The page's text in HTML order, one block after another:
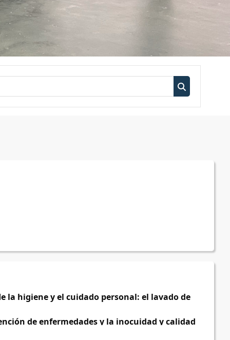
Buscar
la higiene y el cuidado personal: el lavado de
de enfermedades y la inocuidad y calidad
la eficiencia son clave, la salud y el bienestar